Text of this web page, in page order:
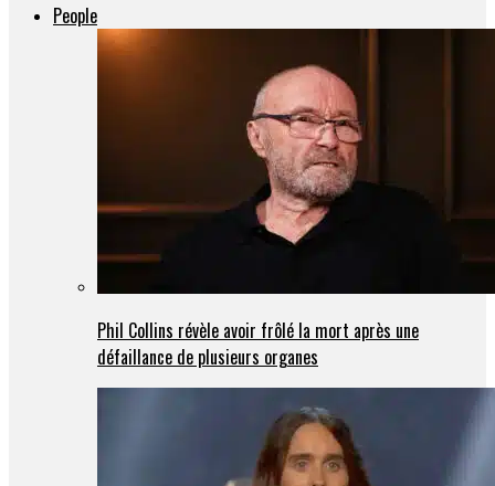
People
Phil Collins révèle avoir frôlé la mort après une
défaillance de plusieurs organes